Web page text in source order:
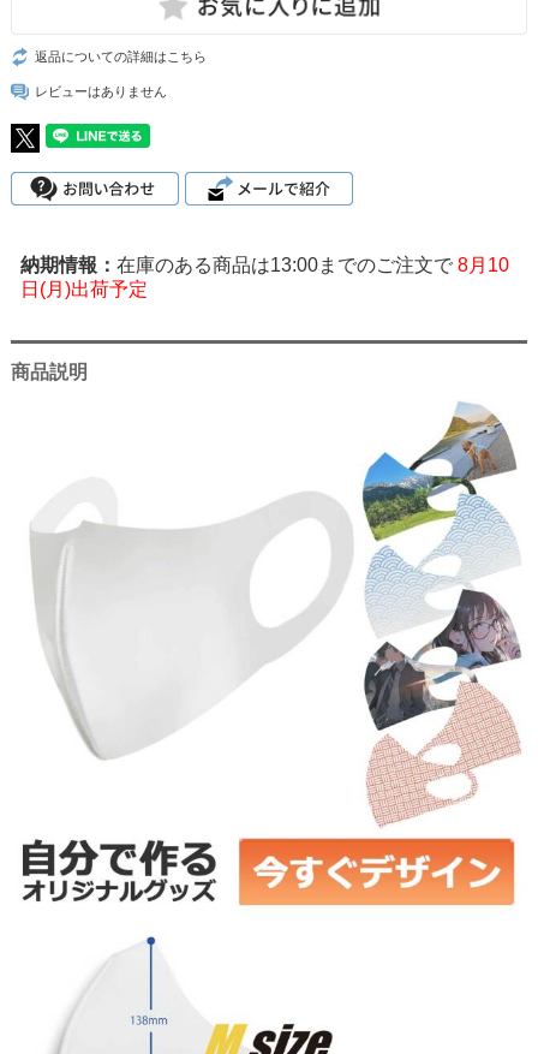
返品についての詳細はこちら
レビューはありません
在庫のある商品は13:00までのご注文で 8月10
日(月)出荷予定
商品説明